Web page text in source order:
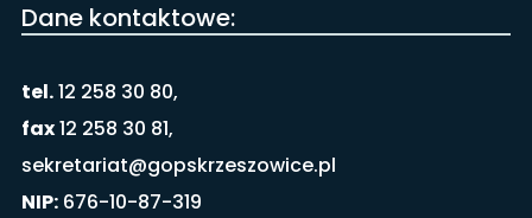
Dane kontaktowe:
tel.12 258 30 80,
fax12 258 30 81,
sekretariat@gopskrzeszowice.pl
NIP:676-10-87-319